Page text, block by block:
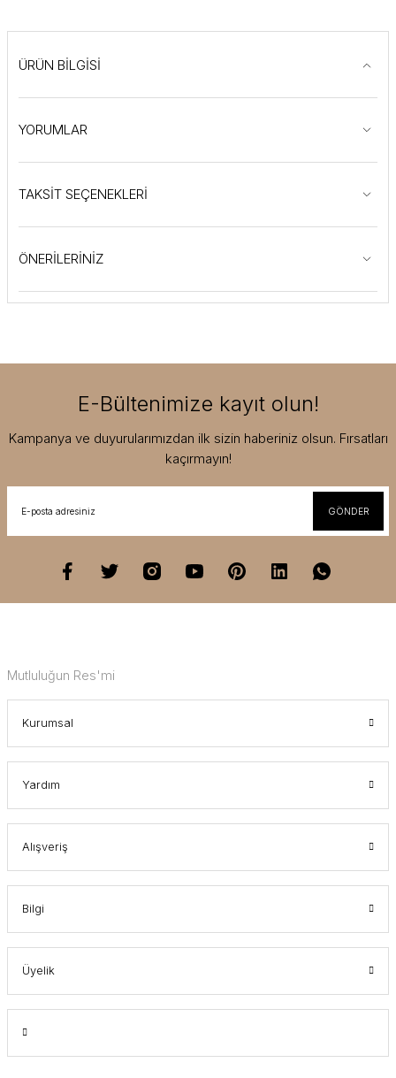
ÜRÜN BİLGİSİ
YORUMLAR
TAKSİT SEÇENEKLERİ
ÖNERİLERİNİZ
E-Bültenimize kayıt olun!
Kampanya ve duyurularımızdan ilk sizin haberiniz olsun. Fırsatları
kaçırmayın!
GÖNDER
Mutluluğun Res'mi
Kurumsal
Yardım
Alışveriş
Bilgi
Üyelik